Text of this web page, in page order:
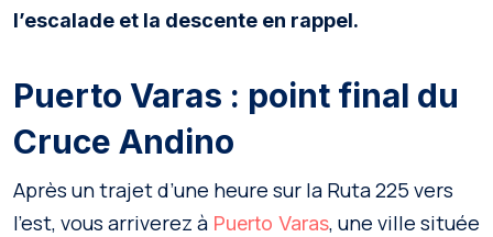
l’escalade et la descente en rappel.
Puerto Varas : point final du
Cruce Andino
Après un trajet d’une heure sur la Ruta 225 vers
l’est, vous arriverez à Puerto Varas, une ville située